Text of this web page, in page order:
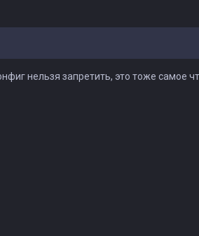
нельзя запретить, это тоже самое